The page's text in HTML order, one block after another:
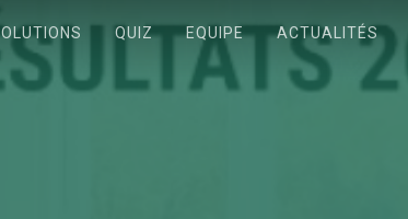
QUIZ EQUIPE ACTUALITÉS